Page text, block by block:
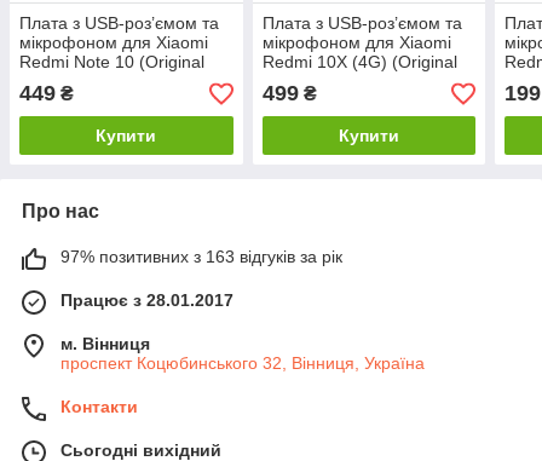
Плата з USB-роз’ємом та
мікрофоном для Xiaomi
Redmi Note 10 (Original
Used)
449 ₴
Купити
Плата з USB-роз’ємом та
мікрофоном для Xiaomi
Redmi 10X (4G) (Original
Used)
499₴
Купити
199
Про нас
97% позитивних з 163 відгуків за рік
Працює з 28.01.2017
м. Вінниця
проспект Коцюбинського 32, Вінниця, Україна
Контакти
Сьогодні вихідний